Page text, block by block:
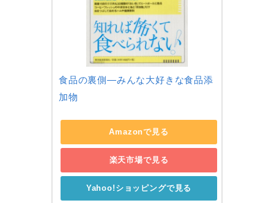
食品の裏側―みんな大好きな食品添
加物
Amazonで見る
楽天市場で見る
Yahoo!ショッピングで見る